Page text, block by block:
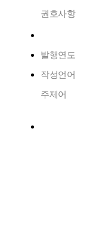
권호사항
발행연도
작성언어
주제어